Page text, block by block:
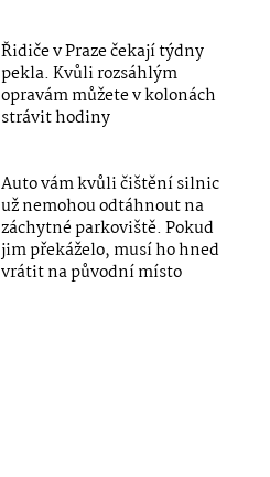
Řidiče v Praze čekají týdny
pekla. Kvůli rozsáhlým
opravám můžete v kolonách
strávit hodiny
Auto vám kvůli čištění silnic
už nemohou odtáhnout na
záchytné parkoviště. Pokud
jim překáželo, musí ho hned
vrátit na původní místo